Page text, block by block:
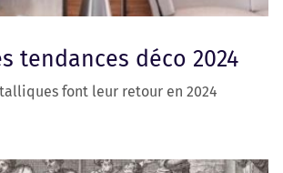
tendances déco 2024
font leur retour en 2024